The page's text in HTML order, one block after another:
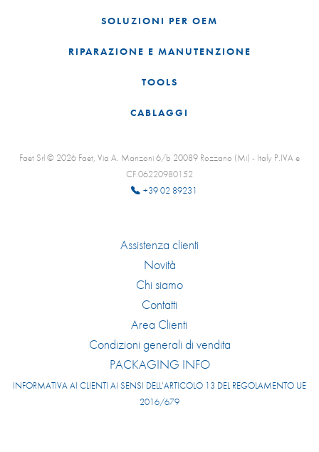
SOLUZIONI PER OEM
RIPARAZIONE E MANUTENZIONE
TOOLS
CABLAGGI
Faet Srl © 2026 Faet, Via A. Manzoni 6/b 20089 Rozzano (Mi) - Italy P.IVA e
CF:06220980152
+39 02 89231
Assistenza clienti
Novità
Chi siamo
Contatti
Area Clienti
Condizioni generali di vendita
PACKAGING INFO
INFORMATIVA AI CLIENTI AI SENSI DELL’ARTICOLO 13 DEL REGOLAMENTO UE
2016/679